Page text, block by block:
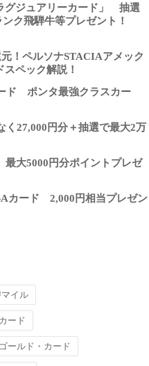
グジュアリーカード」 抽選
ク飛騨牛等プレゼント！
！ペルソナSTACIAアメック
ペック解説！
ド ポンタ最強クラスカー
27,000円分＋抽選で最大2万
大5000円分ポイントプレゼ
カード 2,000円相当プレゼン
マイル
ード
ールド・カード